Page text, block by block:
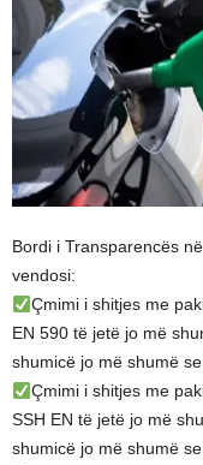
Bordi i Transparencës
vendosi:
Çmimi i shitjes me
EN 590 të jetë jo më
shumicë jo më shumë
Çmimi i shitjes me
SSH EN të jetë jo më
shumicë jo më shumë